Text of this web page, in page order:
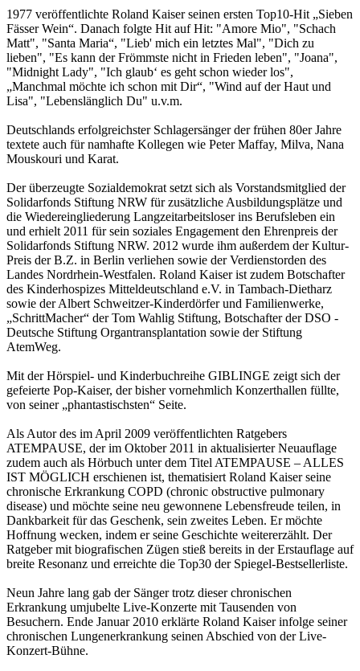
1977 veröffentlichte Roland Kaiser seinen ersten Top10-Hit „Sieben
Fässer Wein“. Danach folgte Hit auf Hit: "Amore Mio", "Schach
Matt", "Santa Maria“, "Lieb' mich ein letztes Mal", "Dich zu
lieben", "Es kann der Frömmste nicht in Frieden leben", "Joana",
"Midnight Lady", "Ich glaub‘ es geht schon wieder los",
„Manchmal möchte ich schon mit Dir“, "Wind auf der Haut und
Lisa", "Lebenslänglich Du" u.v.m.
Deutschlands erfolgreichster Schlagersänger der frühen 80er Jahre
textete auch für namhafte Kollegen wie Peter Maffay, Milva, Nana
Mouskouri und Karat.
Der überzeugte Sozialdemokrat setzt sich als Vorstandsmitglied der
Solidarfonds Stiftung NRW für zusätzliche Ausbildungsplätze und
die Wiedereingliederung Langzeitarbeitsloser ins Berufsleben ein
und erhielt 2011 für sein soziales Engagement den Ehrenpreis der
Solidarfonds Stiftung NRW. 2012 wurde ihm außerdem der Kultur-
Preis der B.Z. in Berlin verliehen sowie der Verdienstorden des
Landes Nordrhein-Westfalen. Roland Kaiser ist zudem Botschafter
des Kinderhospizes Mitteldeutschland e.V. in Tambach-Dietharz
sowie der Albert Schweitzer-Kinderdörfer und Familienwerke,
„SchrittMacher“ der Tom Wahlig Stiftung, Botschafter der DSO -
Deutsche Stiftung Organtransplantation sowie der Stiftung
AtemWeg.
Mit der Hörspiel- und Kinderbuchreihe GIBLINGE zeigt sich der
gefeierte Pop-Kaiser, der bisher vornehmlich Konzerthallen füllte,
von seiner „phantastischsten“ Seite.
Als Autor des im April 2009 veröffentlichten Ratgebers
ATEMPAUSE, der im Oktober 2011 in aktualisierter Neuauflage
zudem auch als Hörbuch unter dem Titel ATEMPAUSE – ALLES
IST MÖGLICH erschienen ist, thematisiert Roland Kaiser seine
chronische Erkrankung COPD (chronic obstructive pulmonary
disease) und möchte seine neu gewonnene Lebensfreude teilen, in
Dankbarkeit für das Geschenk, sein zweites Leben. Er möchte
Hoffnung wecken, indem er seine Geschichte weitererzählt. Der
Ratgeber mit biografischen Zügen stieß bereits in der Erstauflage auf
breite Resonanz und erreichte die Top30 der Spiegel-Bestsellerliste.
Neun Jahre lang gab der Sänger trotz dieser chronischen
Erkrankung umjubelte Live-Konzerte mit Tausenden von
Besuchern. Ende Januar 2010 erklärte Roland Kaiser infolge seiner
chronischen Lungenerkrankung seinen Abschied von der Live-
Konzert-Bühne.